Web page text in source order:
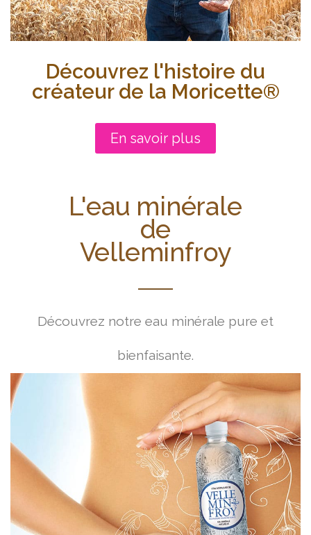
Découvrez l'histoire du
créateur de la Moricette®
En savoir plus
L'eau minérale
de
Velleminfroy
Découvrez notre eau minérale pure et
bienfaisante.